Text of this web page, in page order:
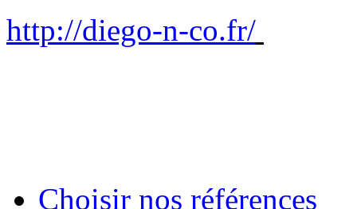
http://diego-n-co.fr/
Choisir nos références